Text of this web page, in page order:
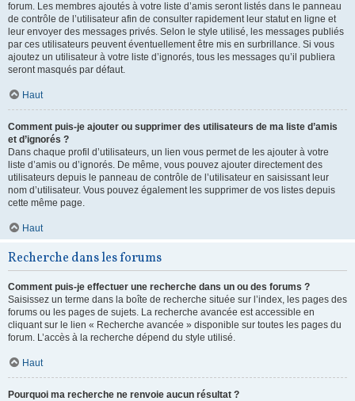
forum. Les membres ajoutés à votre liste d’amis seront listés dans le panneau
de contrôle de l’utilisateur afin de consulter rapidement leur statut en ligne et
leur envoyer des messages privés. Selon le style utilisé, les messages publiés
par ces utilisateurs peuvent éventuellement être mis en surbrillance. Si vous
ajoutez un utilisateur à votre liste d’ignorés, tous les messages qu’il publiera
seront masqués par défaut.
Haut
Comment puis-je ajouter ou supprimer des utilisateurs de ma liste d’amis
et d’ignorés ?
Dans chaque profil d’utilisateurs, un lien vous permet de les ajouter à votre
liste d’amis ou d’ignorés. De même, vous pouvez ajouter directement des
utilisateurs depuis le panneau de contrôle de l’utilisateur en saisissant leur
nom d’utilisateur. Vous pouvez également les supprimer de vos listes depuis
cette même page.
Haut
Recherche dans les forums
Comment puis-je effectuer une recherche dans un ou des forums ?
Saisissez un terme dans la boîte de recherche située sur l’index, les pages des
forums ou les pages de sujets. La recherche avancée est accessible en
cliquant sur le lien « Recherche avancée » disponible sur toutes les pages du
forum. L’accès à la recherche dépend du style utilisé.
Haut
Pourquoi ma recherche ne renvoie aucun résultat ?